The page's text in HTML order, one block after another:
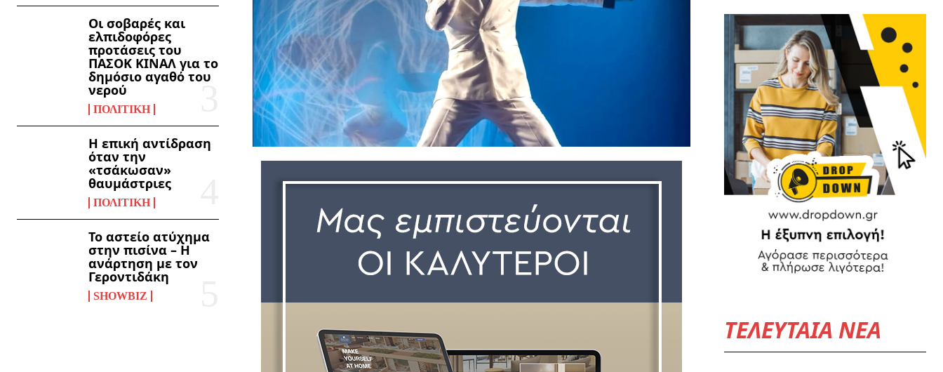
Οι σοβαρές και
ελπιδοφόρες
προτάσεις του
ΠΑΣΟΚ ΚΙΝΑΛ για το
δημόσιο αγαθό του
νερού
ΠΟΛΙΤΙΚΉ
Η επική αντίδραση
όταν την
«τσάκωσαν»
θαυμάστριες
ΠΟΛΙΤΙΚΉ
Το αστείο ατύχημα
στην πισίνα – Η
ανάρτηση με τον
Γεροντιδάκη
SHOWBIZ
ΤΕΛΕΥΤΑΙΑ ΝΕΑ